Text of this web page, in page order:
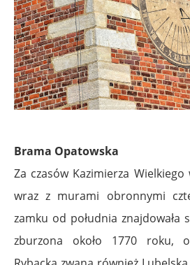
Brama Opatowska
Za czasów Kazimierza Wielkiego
wraz z murami obronnymi
zamku od południa znajdowała
zburzona około 1770 roku,